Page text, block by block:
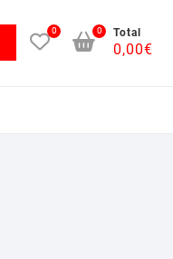
0 Total
0,00€
0